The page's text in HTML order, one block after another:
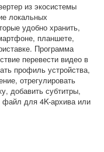
из экосистемы
локальных
удобно хранить,
планшете,
Программа
перевести видео в
профиль устройства,
отрегулировать
добавить субтитры,
файл для 4K-архива или